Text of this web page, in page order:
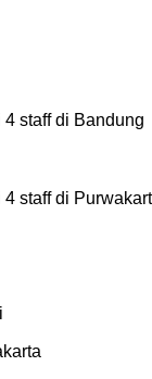
staff di Bandung
staff di